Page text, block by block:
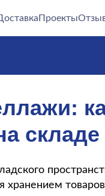
Проекты
складе